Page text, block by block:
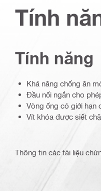
Tính
Tính năng
Khả năng chống ăn
Đầu nối ngắn cho
Vòng ống có giới hạn
Vít khóa được siết
Thông tin các tài liệu